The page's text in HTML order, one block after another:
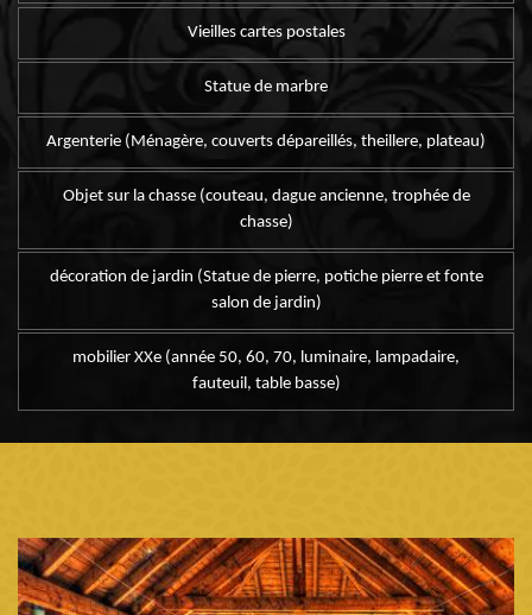
Vieilles cartes postales
Statue de marbre
Argenterie (Ménagère, couverts dépareillés, theillere, plateau)
Objet sur la chasse (couteau, dague ancienne, trophée de
chasse)
décoration de jardin (Statue de pierre, potiche pierre et fonte
salon de jardin)
mobilier XXe (année 50, 60, 70, luminaire, lampadaire,
fauteuil, table basse)